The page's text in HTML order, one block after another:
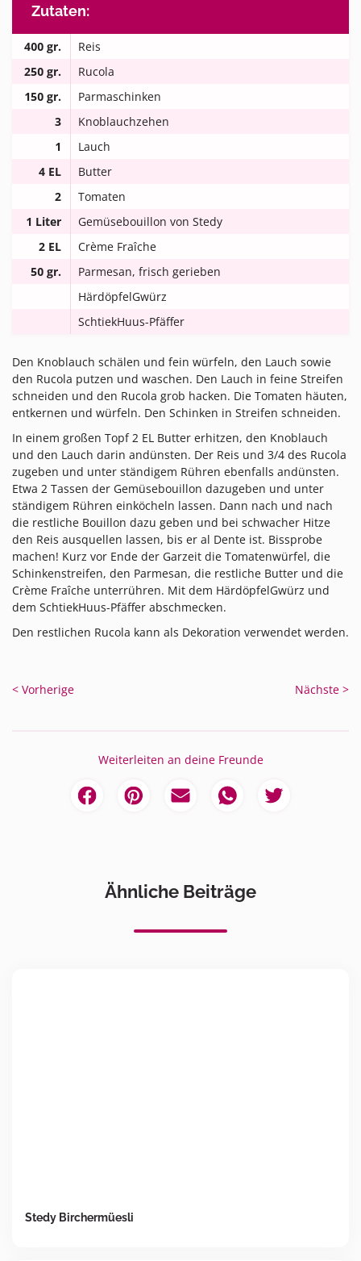
Zutaten:
400 gr.
Reis
250 gr.
Rucola
150 gr.
Parmaschinken
3
Knoblauchzehen
1
Lauch
4 EL
Butter
2
Tomaten
1 Liter
Gemüsebouillon von Stedy
2 EL
Crème Fraîche
50 gr.
Parmesan, frisch gerieben
HärdöpfelGwürz
SchtiekHuus-Pfäffer
Den Knoblauch schälen und fein würfeln, den Lauch sowie
den Rucola putzen und waschen. Den Lauch in feine Streifen
schneiden und den Rucola grob hacken. Die Tomaten häuten,
entkernen und würfeln. Den Schinken in Streifen schneiden.
In einem großen Topf 2 EL Butter erhitzen, den Knoblauch
und den Lauch darin andünsten. Der Reis und 3/4 des Rucola
zugeben und unter ständigem Rühren ebenfalls andünsten.
Etwa 2 Tassen der Gemüsebouillon dazugeben und unter
ständigem Rühren einköcheln lassen. Dann nach und nach
die restliche Bouillon dazu geben und bei schwacher Hitze
den Reis ausquellen lassen, bis er al Dente ist. Bissprobe
machen! Kurz vor Ende der Garzeit die Tomatenwürfel, die
Schinkenstreifen, den Parmesan, die restliche Butter und die
Crème Fraîche unterrühren. Mit dem HärdöpfelGwürz und
dem SchtiekHuus-Pfäffer abschmecken.
Den restlichen Rucola kann als Dekoration verwendet werden.
< Vorherige Nächste >
Weiterleiten an deine Freunde
Ähnliche Beiträge
Stedy Birchermüesli